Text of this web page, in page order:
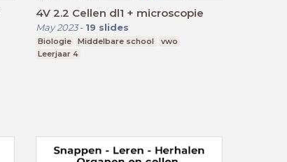
4V 2.2 Cellen dl1 + microscopie
May 2023- 19 slides
Biologie Middelbare school
vwo
Leerjaar 4